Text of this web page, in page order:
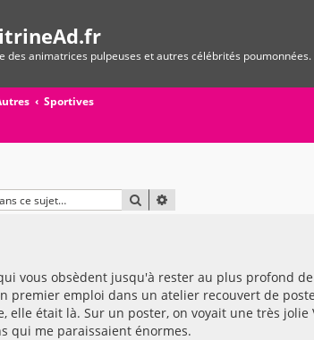
des animatrices pulpeuses et autres célébrités poumonnées.
Sportives
RECHERCHER
vous obsèdent jusqu'à rester au plus profond
premier emploi dans un atelier recouvert de
elle était là. Sur un poster, on voyait une très jolie
qui me paraissaient énormes.